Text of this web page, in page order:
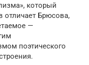
который
отличает Брюсова,
—
поэтического